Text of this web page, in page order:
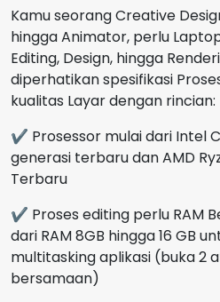
Kamu seorang Creative
hingga Animator, perlu
Editing, Design, hingga
diperhatikan spesifikasi
kualitas Layar dengan rincian:
✔ Prosessor mulai dari Intel
generasi terbaru dan AMD
Terbaru
✔ Proses editing perlu RAM
dari RAM 8GB hingga 16 GB
multitasking aplikasi (buka 2
bersamaan)